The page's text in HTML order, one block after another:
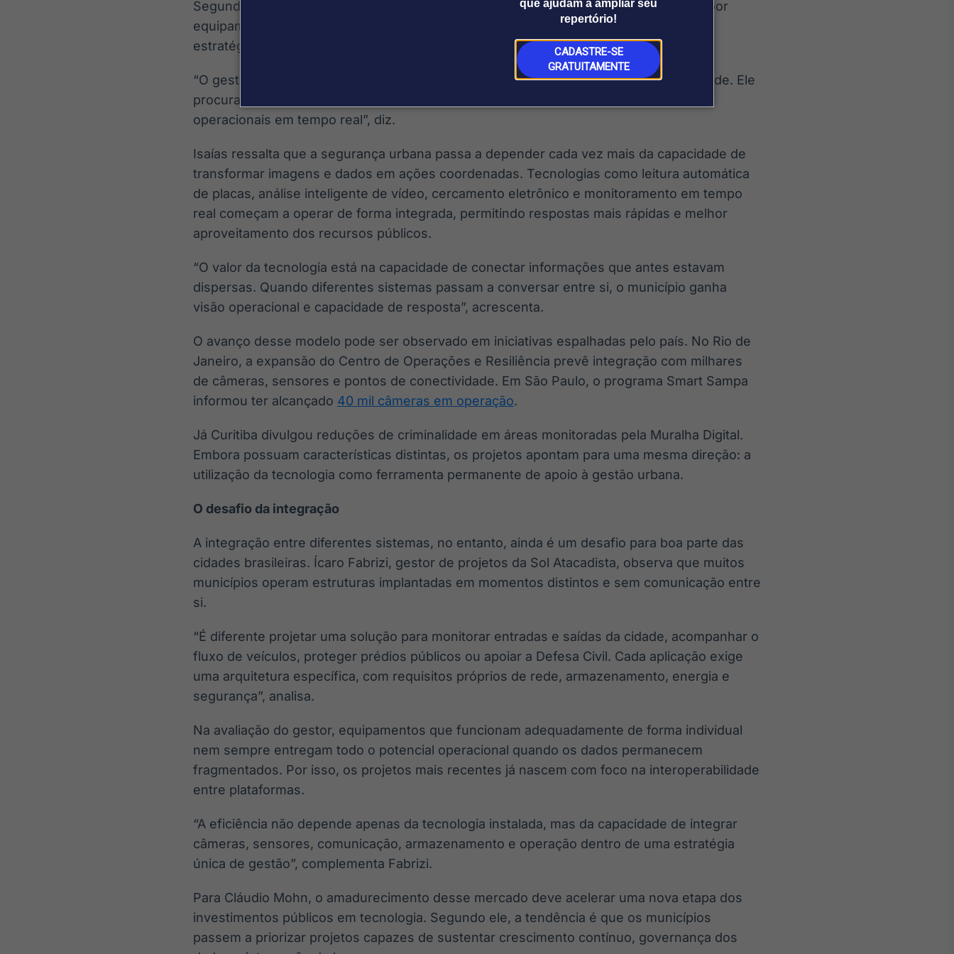
que ajudam a ampliar seu
repertório!
CADASTRE-SE
GRATUITAMENTE
Segundo o coordenador comercial nacional da Sol Atacadista, Isaias Júnior, a busca por
equipamentos isolados tem dado lugar a soluções capazes de gerar informações
estratégicas para a tomada de decisão.
“O gestor público não busca mais apenas uma câmera instalada em um ponto da cidade. Ele
procura uma solução capaz de gerar informação, integrar áreas e apoiar decisões
operacionais em tempo real”, diz.
Isaías ressalta que a segurança urbana passa a depender cada vez mais da capacidade de
transformar imagens e dados em ações coordenadas. Tecnologias como leitura automática
de placas, análise inteligente de vídeo, cercamento eletrônico e monitoramento em tempo
real começam a operar de forma integrada, permitindo respostas mais rápidas e melhor
aproveitamento dos recursos públicos.
“O valor da tecnologia está na capacidade de conectar informações que antes estavam
dispersas. Quando diferentes sistemas passam a conversar entre si, o município ganha
visão operacional e capacidade de resposta”, acrescenta.
O avanço desse modelo pode ser observado em iniciativas espalhadas pelo país. No Rio de
Janeiro, a expansão do Centro de Operações e Resiliência prevê integração com milhares
de câmeras, sensores e pontos de conectividade. Em São Paulo, o programa Smart Sampa
informou ter alcançado 40 mil câmeras em operação.
Já Curitiba divulgou reduções de criminalidade em áreas monitoradas pela Muralha Digital.
Embora possuam características distintas, os projetos apontam para uma mesma direção: a
utilização da tecnologia como ferramenta permanente de apoio à gestão urbana.
O desafio da integração
A integração entre diferentes sistemas, no entanto, ainda é um desafio para boa parte das
cidades brasileiras. Ícaro Fabrizi, gestor de projetos da Sol Atacadista, observa que muitos
municípios operam estruturas implantadas em momentos distintos e sem comunicação entre
si.
“É diferente projetar uma solução para monitorar entradas e saídas da cidade, acompanhar o
fluxo de veículos, proteger prédios públicos ou apoiar a Defesa Civil. Cada aplicação exige
uma arquitetura específica, com requisitos próprios de rede, armazenamento, energia e
segurança”, analisa.
Na avaliação do gestor, equipamentos que funcionam adequadamente de forma individual
nem sempre entregam todo o potencial operacional quando os dados permanecem
fragmentados. Por isso, os projetos mais recentes já nascem com foco na interoperabilidade
entre plataformas.
“A eficiência não depende apenas da tecnologia instalada, mas da capacidade de integrar
câmeras, sensores, comunicação, armazenamento e operação dentro de uma estratégia
única de gestão”, complementa Fabrizi.
Para Cláudio Mohn, o amadurecimento desse mercado deve acelerar uma nova etapa dos
investimentos públicos em tecnologia. Segundo ele, a tendência é que os municípios
passem a priorizar projetos capazes de sustentar crescimento contínuo, governança dos